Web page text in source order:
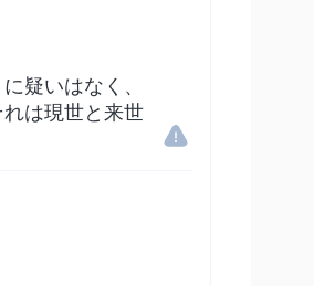
疑いはなく、
は現世と来世